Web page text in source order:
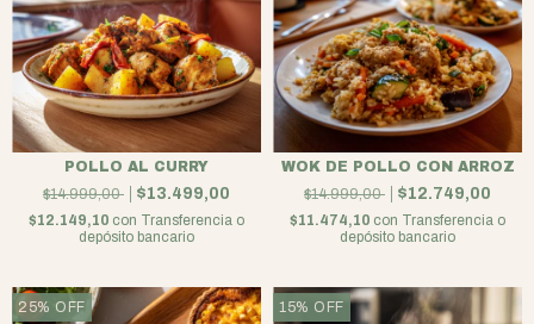
POLLO AL CURRY
$14.999,00
$13.499,00
$12.149,10 con Transferencia o
depósito bancario
WOK DE POLLO CON ARROZ
$14.999,00
$12.749,00
$11.474,10 con Transferencia o
depósito bancario
25% OFF 15% OFF